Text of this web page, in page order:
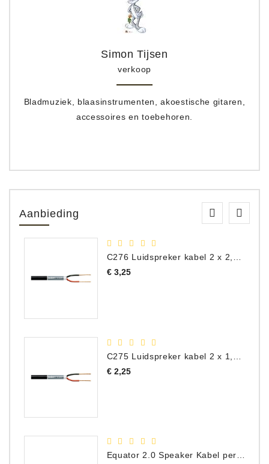
Simon Tijsen
verkoop
Bladmuziek, blaasinstrumenten, akoestische gitaren,
accessoires en toebehoren.
Aanbieding
C276 Luidspreker kabel 2 x 2,50 mm² (per meter)
€ 3,25Prijs
€ 2,25Prijs
Equator 2.0 Speaker Kabel per meter